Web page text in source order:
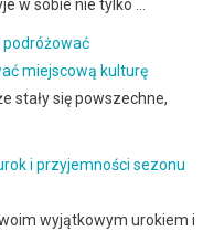
w sobie nie tylko …
miejscową kulturę
stały się powszechne,
i przyjemności sezonu
wyjątkowym urokiem i